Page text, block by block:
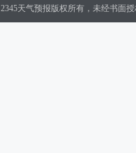
2345天气预报版权所有，未经书面